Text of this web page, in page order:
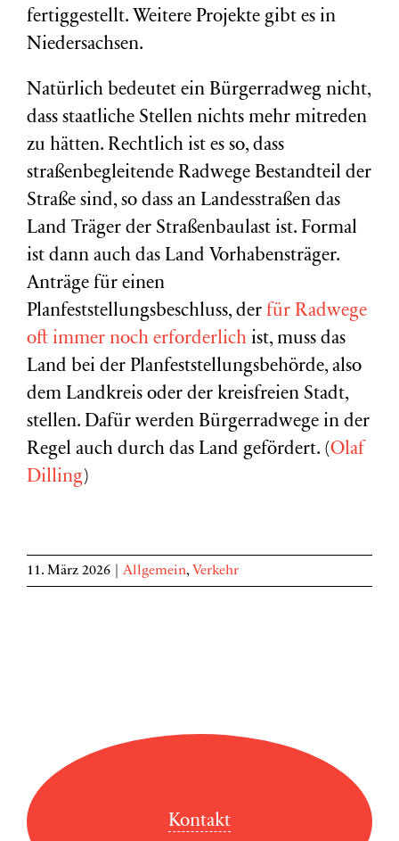
fertiggestellt. Weitere Projekte gibt es in
Niedersachsen.
Natürlich bedeutet ein Bürgerradweg nicht,
dass staatliche Stellen nichts mehr mitreden
zu hätten. Rechtlich ist es so, dass
straßenbegleitende Radwege Bestandteil der
Straße sind, so dass an Landesstraßen das
Land Träger der Straßenbaulast ist. Formal
ist dann auch das Land Vorhabensträger.
Anträge für einen
Planfeststellungsbeschluss, der für Radwege
oft immer noch erforderlich ist, muss das
Land bei der Planfeststellungsbehörde, also
dem Landkreis oder der kreisfreien Stadt,
stellen. Dafür werden Bürgerradwege in der
Regel auch durch das Land gefördert. (Olaf
Dilling)
11. März 2026 Allgemein, Verkehr
Kontakt